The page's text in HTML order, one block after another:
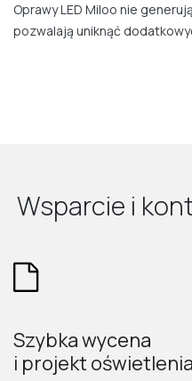
Oprawy LED Miloo nie
pozwalają uniknąć
Wsparcie i
Szybka wycena
i projekt oświetlenia